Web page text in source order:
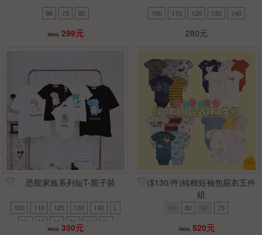
66 73 80
390元 299元
100 110 120 130 140
280元
恐龍家族系列短T-親子裝
100 110 120 130 140
L
XL
M 66 73 80 90
490元 350元
($130/件)純棉短袖包屁衣五件
組
80 73
790元 520元